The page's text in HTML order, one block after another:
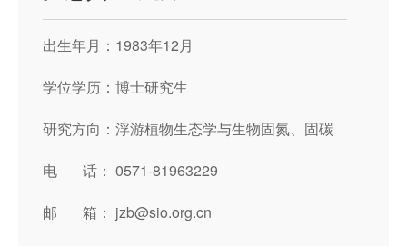
出生年月：1983年12月
学位学历：博士研究生
研究方向：浮游植物生态学与生物固氮、固碳
电 话： 0571-81963229
邮 箱： jzb@sio.org.cn